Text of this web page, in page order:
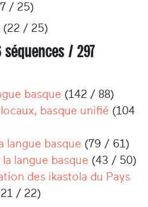
/ 25)
(22 / 25)
séquences / 297
basque (142 / 88)
basque unifié (104
langue basque (79 / 61)
langue basque (43 / 50)
des ikastola du Pays
/ 22)